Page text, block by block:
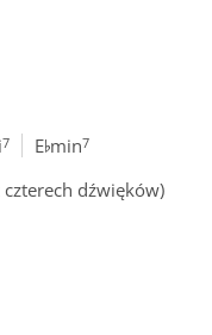
7 E♭min7
czterech dźwięków)